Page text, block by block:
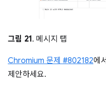
그림 21. 메시지 탭
Chromium 문제 #802182에
제안하세요.